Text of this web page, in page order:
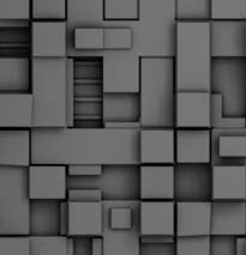
Μεγάλες μέρες ζει ο
Να θυμίσουμε ότι κανονικές
Αστυνομία έχουν να γίνουν
χρόνια! Και βέβαια, ακόμη
φτάνουμε ούτε τα 2/3 των
υπηρετούσαν το 2013 προ της
απόφαση του σημερινού
είναι...
2
Δημοτική Αστυνομία
απολογισμός ελέγχων